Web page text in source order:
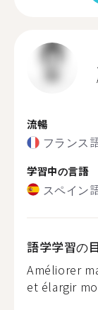
流暢
フランス
学習中の言語
スペイン
語学学習の
Améliorer
et élargir